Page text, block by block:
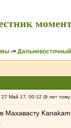
->
Май 17, 00:12 (9 лет тому
Махавасту